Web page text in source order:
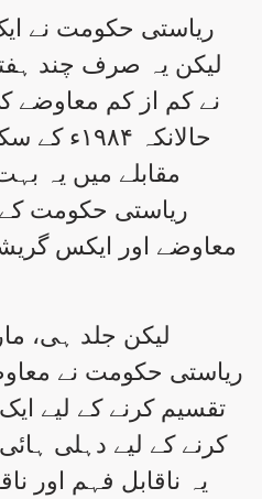
ریاستی حکومت نے
لیکن یہ صرف چند
نے کم از کم معاوضے
حالانکہ
مقابلے میں یہ
ریاستی حکومت
معاوضے اور ایکس
لیکن جلد ہی،
ریاستی حکومت نے
تقسیم کرنے کے لیے
کرنے کے لیے دہلی
یہ ناقابل فہم اور